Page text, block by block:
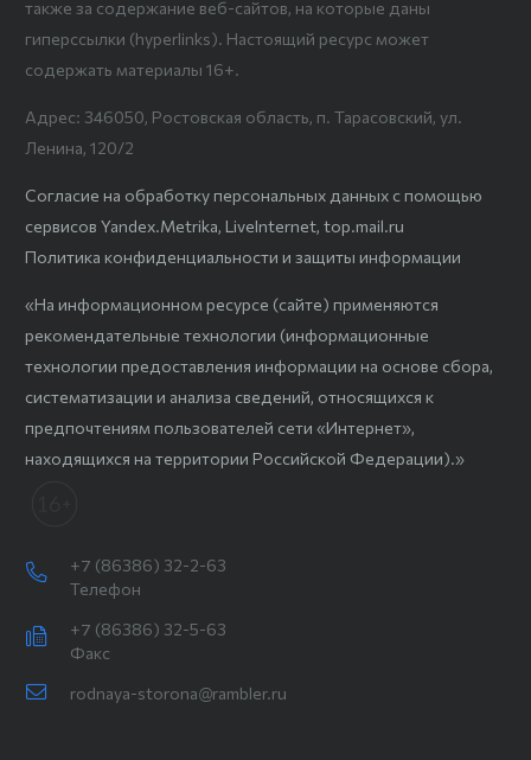
также за содержание веб-сайтов, на которые даны
гиперссылки (hyperlinks). Настоящий ресурс может
содержать материалы 16+.
Адрес: 346050, Ростовская область, п. Тарасовский, ул.
Ленина, 120/2
Согласие на обработку персональных данных с помощью
сервисов Yandex.Metrika, LiveInternet, top.mail.ru
Политика конфиденциальности и защиты информации
«На информационном ресурсе (сайте) применяются
рекомендательные технологии (информационные
технологии предоставления информации на основе сбора,
систематизации и анализа сведений, относящихся к
предпочтениям пользователей сети «Интернет»,
находящихся на территории Российской Федерации).»
+7 (86386) 32-2-63
Телефон
+7 (86386) 32-5-63
Факс
rodnaya-storona@rambler.ru